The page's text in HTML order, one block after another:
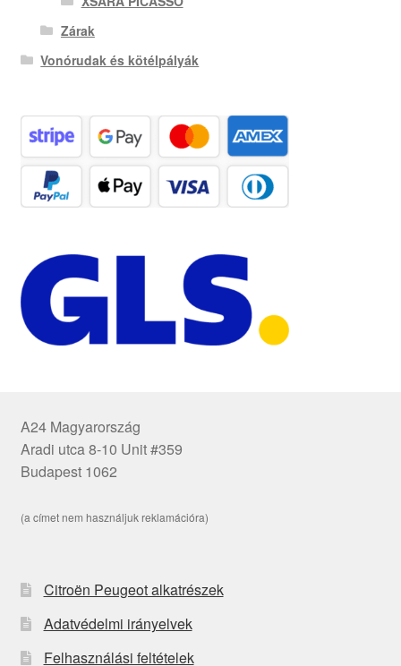
Zárak
Vonórudak és kötélpályák
A24 Magyarország
Aradi utca 8-10 Unit #359
Budapest 1062
(a címet nem használjuk reklamációra)
Citroën Peugeot alkatrészek
Adatvédelmi irányelvek
Felhasználási feltételek